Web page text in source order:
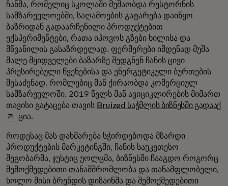
ჩანმა, რომელიც სკოლაში მუშაობდა რესტორნის
სამზარეულოებში, საღამოების გატარება დაიწყო
ბაზრიდან გადაარჩენილი პროდუქტებით
ექსპერიმენტები, რათა იპოვოს გზები ხილისა და
მწვანილის გასაზრდელად. ფერმერები იმდენად მუშა
მალე მყიდველები ბაზარზე შედგნენ ჩანის ცივი
პრესირებული წვენებისა და ენერგეტიკული ბურთების
შესაძენად, რომლებიც მან ქირაობდა კომერციულ
სამზარეულოში. 2019 წელს მან ავიციკლირების მიმართ
თავისი გატაცება თავის Bruized საჭმლის ბიზნესში გადააქ
ცია.
როდესაც მას დახმარება სჭირდებოდა მზარდი
პროდუქტების მარკეტინგში, ჩანის საუკეთესო
მეგობარმა, ჯუსტიც უოლცმა, ბიზნესში ჩააგდო როგორც
შემოქმედებითი თანამშრომლობა და თანამფლობელი,
ხოლო მისი ბრენდის დიზაინმა და შემოქმედებითი